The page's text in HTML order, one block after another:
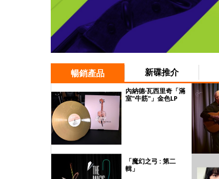
暢銷產品 新碟推介
內納德‧瓦西里奇「滿
室"牛筋"」金色LP
「魔幻之弓 : 第二
輯」